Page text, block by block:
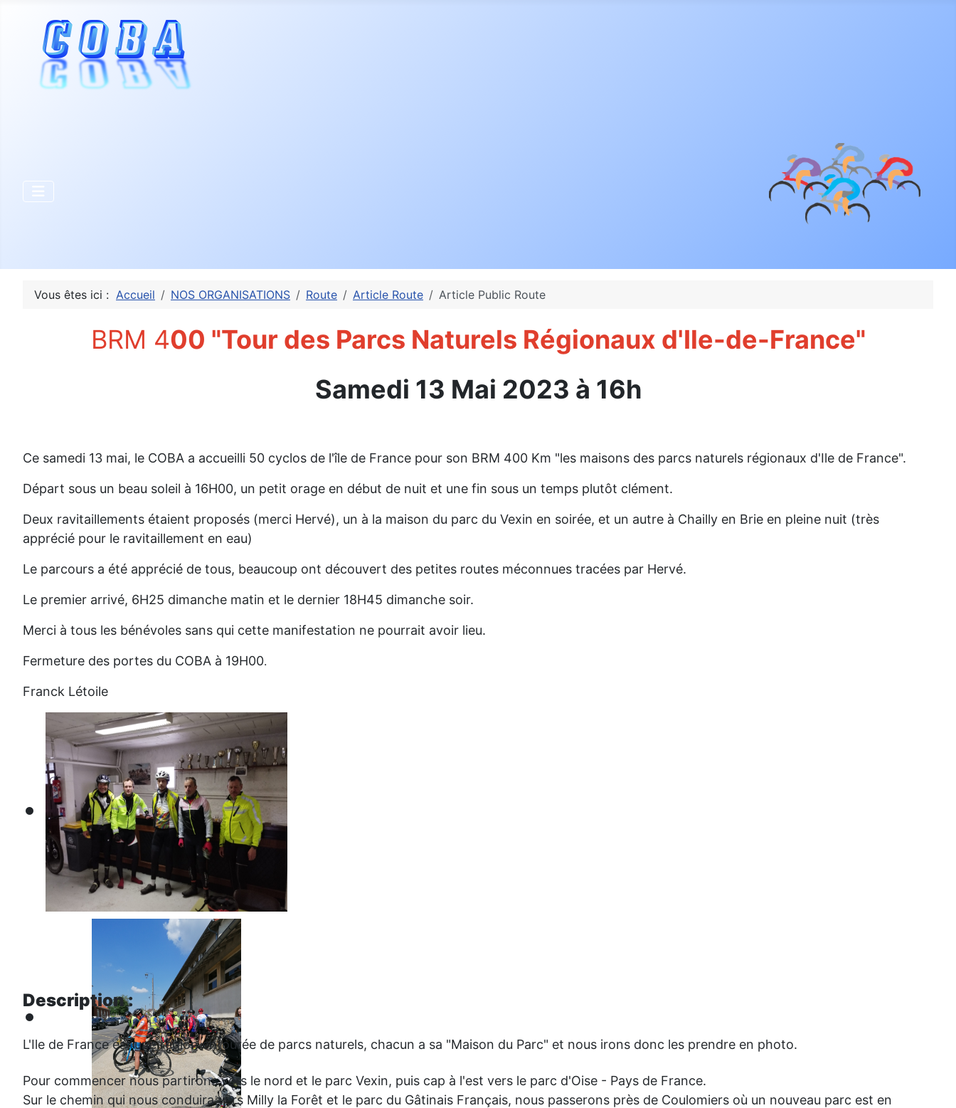
Vous êtes ici : Accueil NOS ORGANISATIONS Route Article Route Article Public Route
BRM 400 "Tour des Parcs Naturels Régionaux d'Ile-de-France"
Samedi 13 Mai 2023 à 16h
Ce samedi 13 mai, le COBA a accueilli 50 cyclos de l'île de France pour son BRM 400 Km "les maisons des parcs naturels régionaux d'Ile de France".
Départ sous un beau soleil à 16H00, un petit orage en début de nuit et une fin sous un temps plutôt clément.
Deux ravitaillements étaient proposés (merci Hervé), un à la maison du parc du Vexin en soirée, et un autre à Chailly en Brie en pleine nuit (très
apprécié pour le ravitaillement en eau)
Le parcours a été apprécié de tous, beaucoup ont découvert des petites routes méconnues tracées par Hervé.
Le premier arrivé, 6H25 dimanche matin et le dernier 18H45 dimanche soir.
Merci à tous les bénévoles sans qui cette manifestation ne pourrait avoir lieu.
Fermeture des portes du COBA à 19H00.
Franck Létoile
Description :
L'Ile de France est une région entourée de parcs naturels, chacun a sa "Maison du Parc" et nous irons donc les prendre en photo.
Pour commencer nous partirons vers le nord et le parc Vexin, puis cap à l'est vers le parc d'Oise - Pays de France.
Sur le chemin qui nous conduira vers Milly la Forêt et le parc du Gâtinais Français, nous passerons près de Coulomiers où un nouveau parc est en